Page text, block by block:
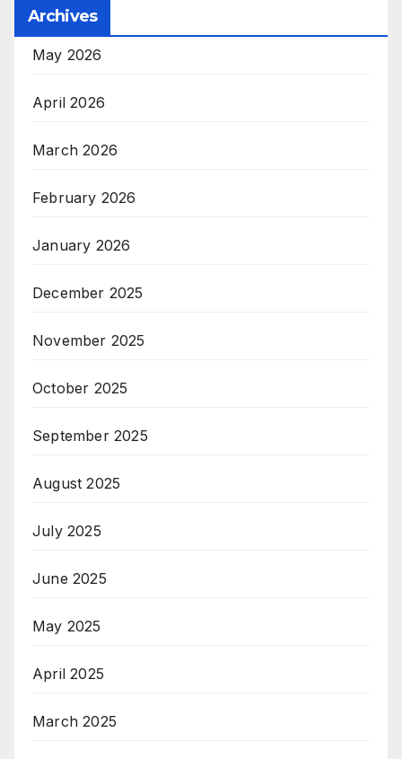
Archives
May 2026
April 2026
March 2026
February 2026
January 2026
December 2025
November 2025
October 2025
September 2025
August 2025
July 2025
June 2025
May 2025
April 2025
March 2025